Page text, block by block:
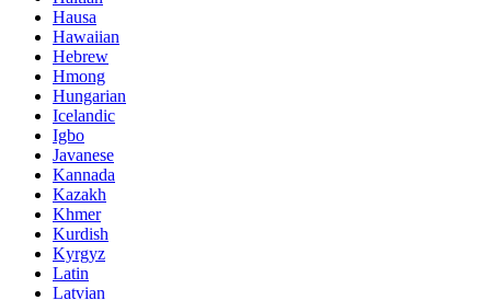
Hausa
Hawaiian
Hebrew
Hmong
Hungarian
Icelandic
Igbo
Javanese
Kannada
Kazakh
Khmer
Kurdish
Kyrgyz
Latin
Latvian